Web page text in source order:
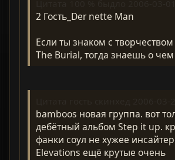
2 Гость_Der nette Man
Если ты знаком с
The Burial, тогда знаешь о чем
bamboos новая группа. вот
дебётный альбом Step it up.
фанки соул не хужее
Elevations ещё крутые очень